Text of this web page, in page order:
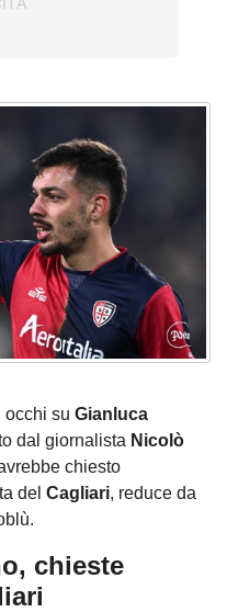
occhi su Gianluca
dal giornalista Nicolò
chiesto
del Cagliari, reduce da
chieste